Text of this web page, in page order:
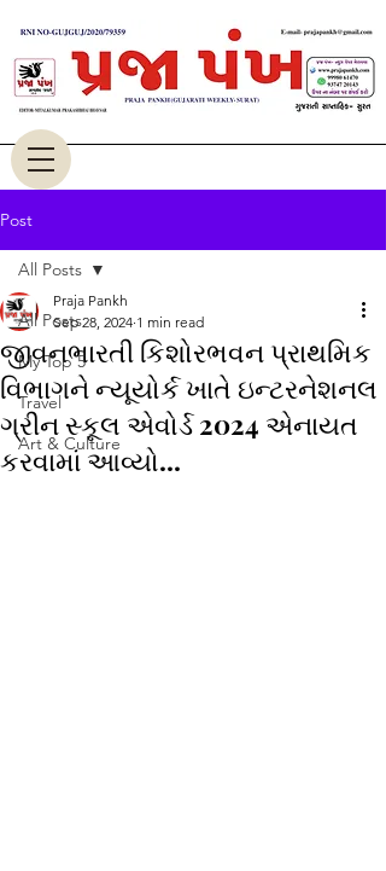
Post
All Posts
My Top 5
Travel
Art & Culture
All Posts
જીવનભારતી કિશોરભવન પ્રાથમિક
વિભાગને ન્યૂયોર્ક ખાતે ઇન્ટરનેશનલ
ગ્રીન સ્કૂલ એવોર્ડ 2024 એનાયત
કરવામાં આવ્યો...
Praja Pankh
Sep 28, 2024 1 min read